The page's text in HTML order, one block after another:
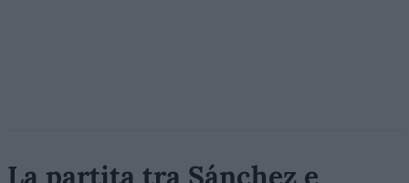
La partita tra Sánchez e